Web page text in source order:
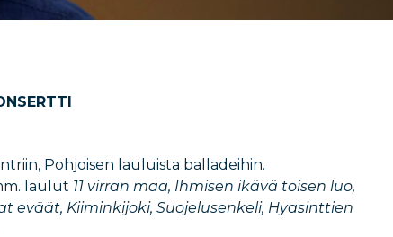
Pohjoisen lauluista balladeihin.
laulut 11 virran maa, Ihmisen ikävä toisen luo,
eväät, Kiiminkijoki, Suojelusenkeli, Hyasinttien